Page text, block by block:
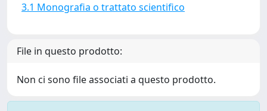
3.1 Monografia o trattato scientifico
File in questo prodotto:
Non ci sono file associati a questo prodotto.